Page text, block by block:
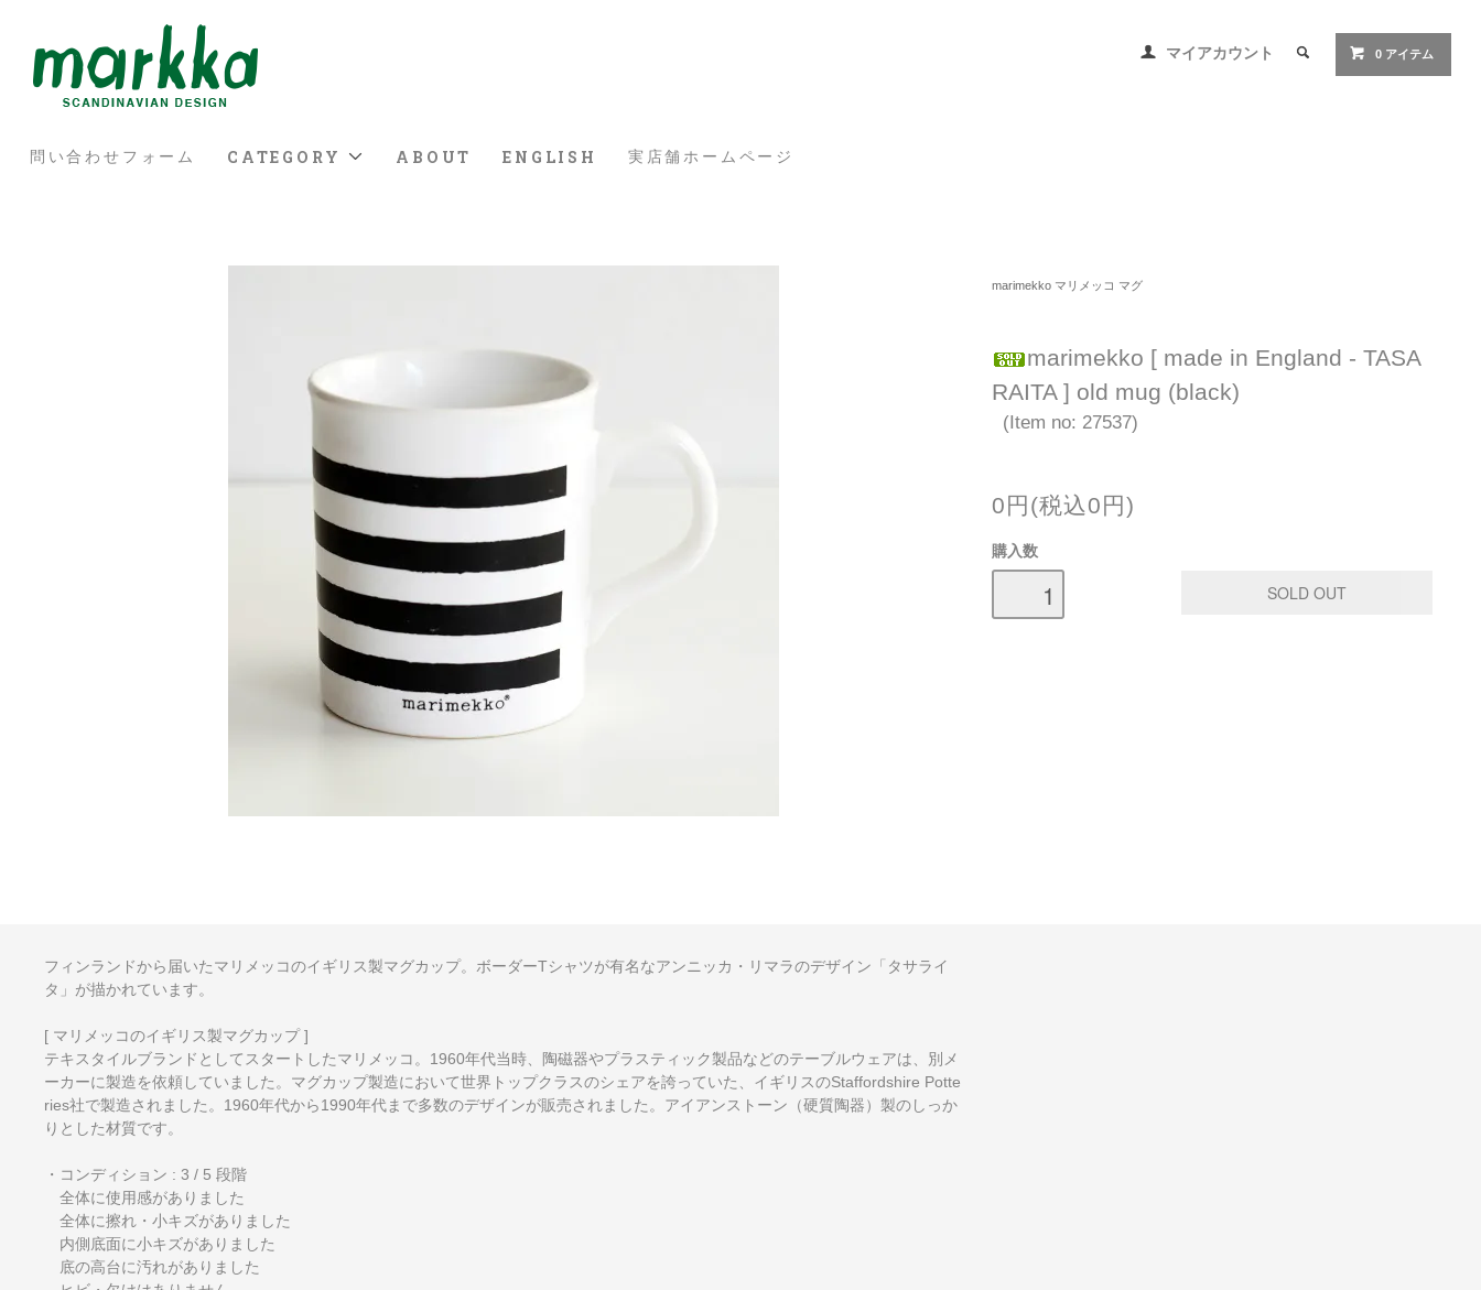
マイアカウント 0 アイテム
問い合わせフォーム CATEGORY ABOUT ENGLISH 実店舗ホームページ
marimekko マリメッコ マグ
marimekko [ made in England - TASA
RAITA ] old mug (black)
(Item no: 27537)
0円(税込0円)
購入数
フィンランドから届いたマリメッコのイギリス製マグカップ。ボーダーTシャツが有名なアンニッカ・リマラのデザイン「タサライ
タ」が描かれています。
[ マリメッコのイギリス製マグカップ ]
テキスタイルブランドとしてスタートしたマリメッコ。1960年代当時、陶磁器やプラスティック製品などのテーブルウェアは、別メ
ーカーに製造を依頼していました。マグカップ製造において世界トップクラスのシェアを誇っていた、イギリスのStaffordshire Potte
ries社で製造されました。1960年代から1990年代まで多数のデザインが販売されました。アイアンストーン（硬質陶器）製のしっか
りとした材質です。
・コンディション : 3 / 5 段階
全体に使用感がありました
全体に擦れ・小キズがありました
内側底面に小キズがありました
底の高台に汚れがありました